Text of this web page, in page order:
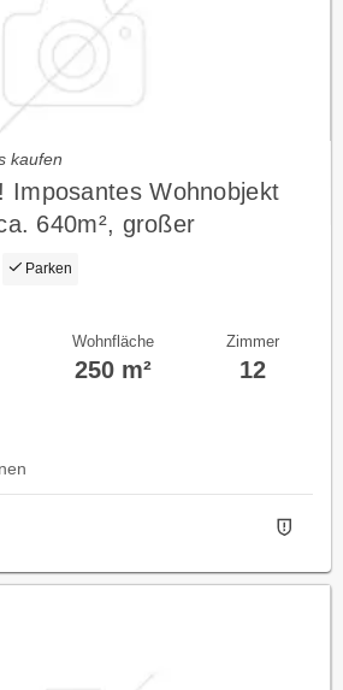
kaufen
Imposantes Wohnobjekt
640m², großer
und Garagen
Parken
Wohnfläche
250 m²
Zimmer
12